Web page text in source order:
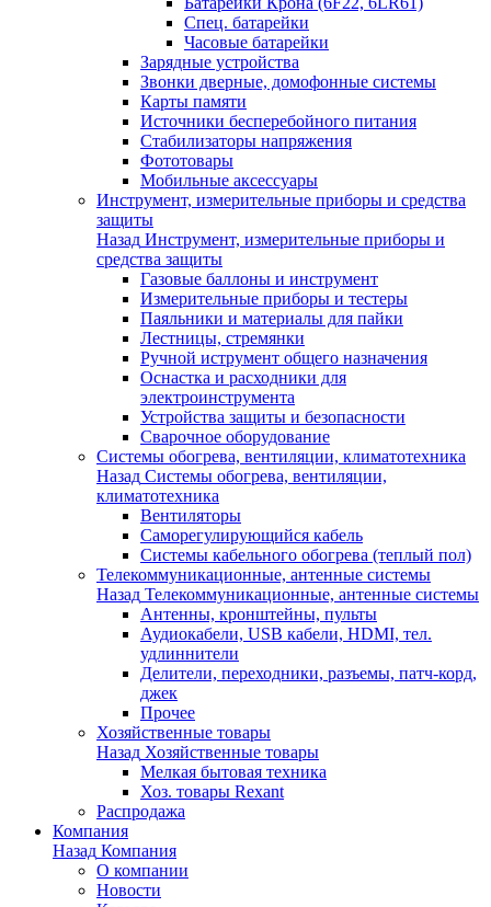
Спец. батарейки
Часовые батарейки
Зарядные устройства
Звонки дверные, домофонные системы
Карты памяти
Источники бесперебойного питания
Стабилизаторы напряжения
Фототовары
Мобильные аксессуары
Инструмент, измерительные приборы и средства
защиты
Назад Инструмент, измерительные приборы и
средства защиты
Газовые баллоны и инструмент
Измерительные приборы и тестеры
Паяльники и материалы для пайки
Лестницы, стремянки
Ручной иструмент общего назначения
Оснастка и расходники для
электроинструмента
Устройства защиты и безопасности
Сварочное оборудование
Системы обогрева, вентиляции, климатотехника
Назад Системы обогрева, вентиляции,
климатотехника
Вентиляторы
Саморегулирующийся кабель
Системы кабельного обогрева (теплый пол)
Телекоммуникационные, антенные системы
Назад Телекоммуникационные, антенные системы
Антенны, кронштейны, пульты
Аудиокабели, USB кабели, HDMI, тел.
удлиннители
Делители, переходники, разъемы, патч-корд,
джек
Прочее
Хозяйственные товары
Назад Хозяйственные товары
Мелкая бытовая техника
Хоз. товары Rexant
Распродажа
Компания
Назад Компания
О компании
Новости